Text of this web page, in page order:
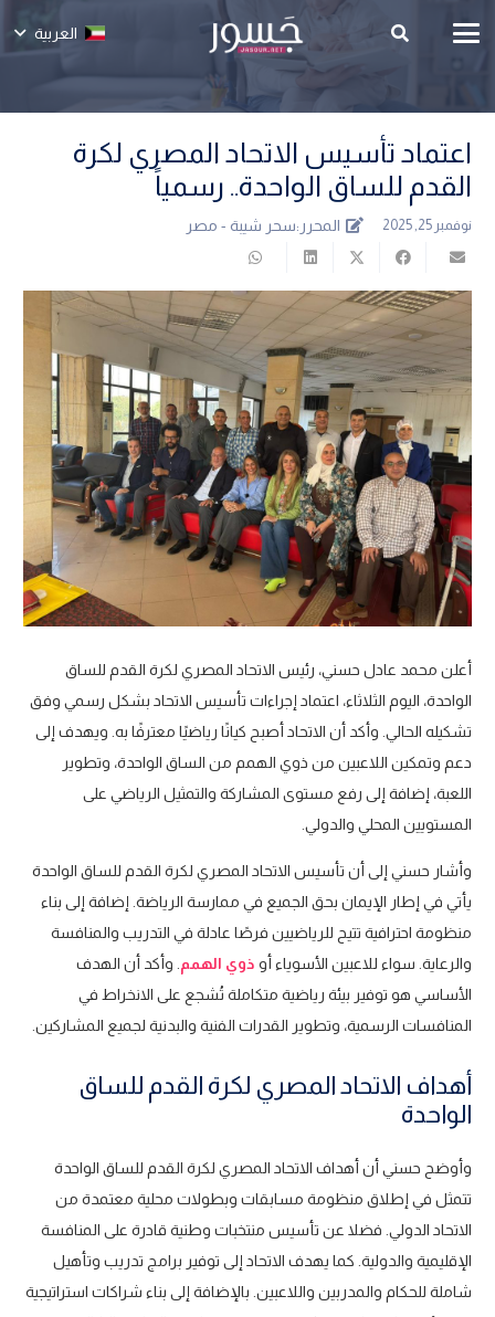
العربية
اعتماد تأسيس الاتحاد المصري لكرة
القدم للساق الواحدة.. رسمياً
نوفمبر 25, 2025 المحرر:سحر شيبة - مصر
أعلن محمد عادل حسني، رئيس الاتحاد المصري لكرة القدم للساق
الواحدة، اليوم الثلاثاء، اعتماد إجراءات تأسيس الاتحاد بشكل رسمي وفق
تشكيله الحالي. وأكد أن الاتحاد أصبح كيانًا رياضيًا معترفًا به. ويهدف إلى
دعم وتمكين اللاعبين من ذوي الهمم من الساق الواحدة، وتطوير
اللعبة، إضافة إلى رفع مستوى المشاركة والتمثيل الرياضي على
المستويين المحلي والدولي.
وأشار حسني إلى أن تأسيس الاتحاد المصري لكرة القدم للساق الواحدة
يأتي في إطار الإيمان بحق الجميع في ممارسة الرياضة. إضافة إلى بناء
منظومة احترافية تتيح للرياضيين فرصًا عادلة في التدريب والمنافسة
والرعاية. سواء للاعبين الأسوياء أو ذوي الهمم. وأكد أن الهدف
الأساسي هو توفير بيئة رياضية متكاملة تُشجع على الانخراط في
المنافسات الرسمية، وتطوير القدرات الفنية والبدنية لجميع المشاركين.
أهداف الاتحاد المصري لكرة القدم للساق
الواحدة
وأوضح حسني أن أهداف الاتحاد المصري لكرة القدم للساق الواحدة
تتمثل في إطلاق منظومة مسابقات وبطولات محلية معتمدة من
الاتحاد الدولي. فضلا عن تأسيس منتخبات وطنية قادرة على المنافسة
الإقليمية والدولية. كما يهدف الاتحاد إلى توفير برامج تدريب وتأهيل
شاملة للحكام والمدربين واللاعبين. بالإضافة إلى بناء شراكات استراتيجية